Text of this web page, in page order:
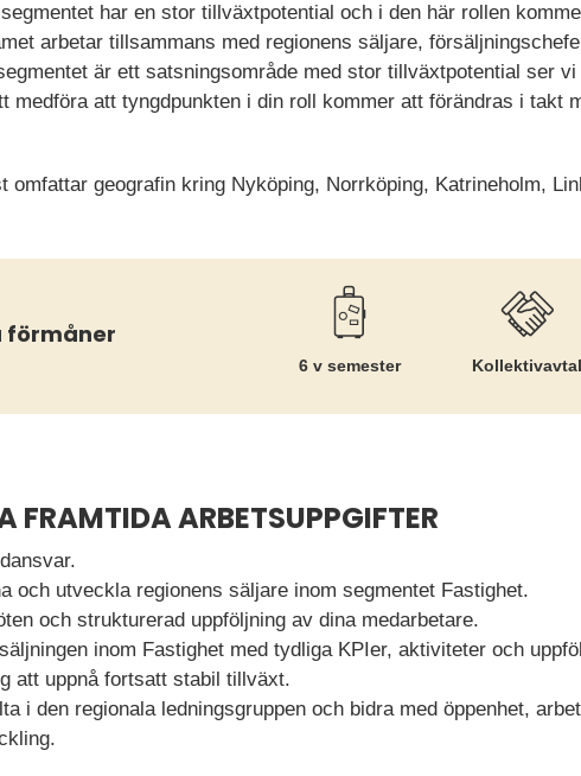
har en stor tillväxtpotential och i den här rollen
arbetar tillsammans med regionens säljare,
är ett satsningsområde med stor tillväxtpotential ser
medföra att tyngdpunkten i din roll kommer att förändras i takt
omfattar geografin kring Nyköping, Norrköping, Katrineholm,
förmåner
6 v semester Kollektiv­avtal
FRAMTIDA ARBETSUPPGIFTER
och utveckla regionens säljare inom segmentet Fastighet.
och strukturerad uppföljning av dina medarbetare.
inom Fastighet med tydliga KPIer, aktiviteter och
att uppnå fortsatt stabil tillväxt.
i den regionala ledningsgruppen och bidra med öppenhet,